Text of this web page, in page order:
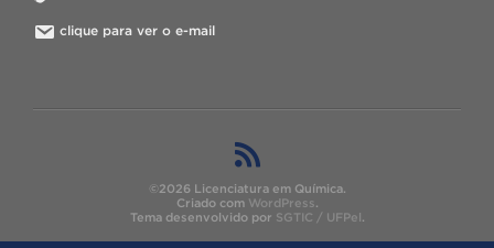
clique para ver o e-mail
©2026 Licenciatura em Química.
Criado com WordPress.
Tema desenvolvido por SGTIC / UFPel.